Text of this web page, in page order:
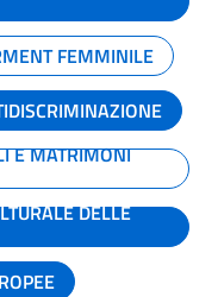
FEMMINILE
E MATRIMONI
DELLE